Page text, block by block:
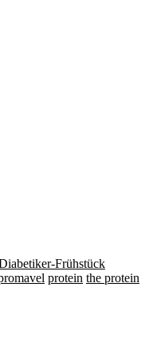
Frühstück
protein the protein